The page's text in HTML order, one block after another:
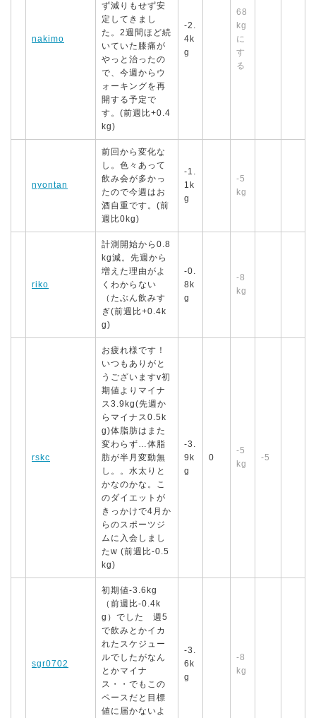
nakimo
ず減りもせず安
定してきまし
た。2週間ほど続
いていた膝痛が
やっと治ったの
で、今週からウ
ォーキングを再
開する予定で
す。(前週比+0.4
kg)
-2.
4k
g
68
kg
に
す
る
nyontan
前回から変化な
し。色々あって
飲み会が多かっ
たので今週はお
酒自重です。(前
週比0kg)
-1.
1k
g
-5
kg
riko
計測開始から0.8
kg減。先週から
増えた理由がよ
くわからない
（たぶん飲みす
ぎ(前週比+0.4k
g)
-0.
8k
g
-8
kg
rskc
お疲れ様です！
いつもありがと
うございますv初
期値よりマイナ
ス3.9kg(先週か
らマイナス0.5k
g)体脂肪はまた
変わらず…体脂
肪が半月変動無
し。。水太りと
かなのかな。こ
のダイエットが
きっかけで4月か
らのスポーツジ
ムに入会しまし
たw (前週比-0.5
kg)
-3.
9k
g
0
-5
kg
-5
sgr0702
初期値-3.6kg
（前週比-0.4k
g）でした 週5
で飲みとかイカ
れたスケジュー
ルでしたがなん
とかマイナ
ス・・でもこの
ペースだと目標
値に届かないよ
-3.
6k
g
-8
kg